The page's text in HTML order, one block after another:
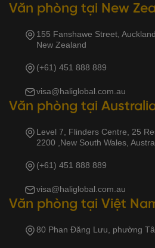
Văn phòng tại New
155 Fanshawe Street,
New Zealand
(+61) 451 888 889
visa@haliglobal.com.au
Văn phòng tại
Level 7, Flinders Centre, 25
2200 ,New South Wales,
(+61) 451 888 889
visa@haliglobal.com.au
Văn phòng tại Việt
80 Phan Đăng Lưu, phường